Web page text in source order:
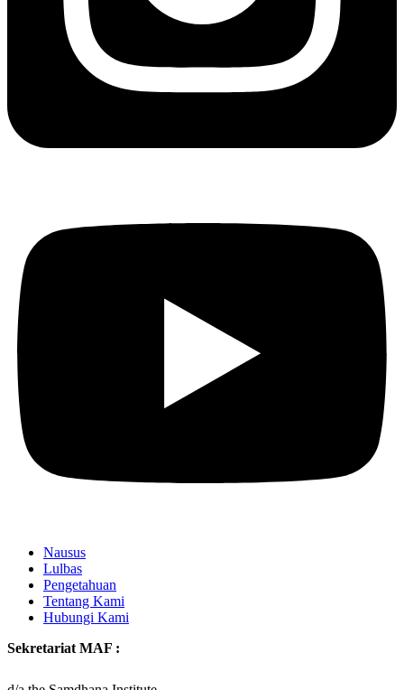
Nausus
Lulbas
Pengetahuan
Tentang Kami
Hubungi Kami
Sekretariat MAF :